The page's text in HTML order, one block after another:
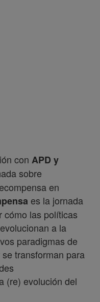
con APD y
sobre
en
es la jornada
cómo las políticas
a la
paradigmas de
transforman para
(re) evolución del